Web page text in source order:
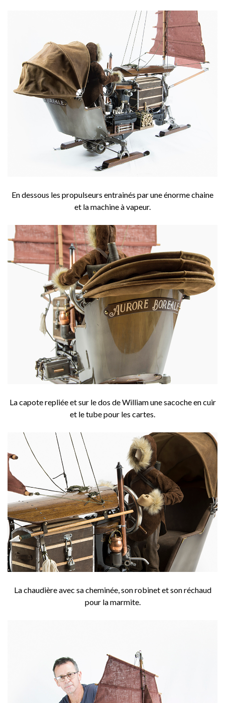
En dessous les propulseurs entrainés par une énorme chaine
et la machine à vapeur.
La capote repliée et sur le dos de William une sacoche en cuir
et le tube pour les cartes.
La chaudière avec sa cheminée, son robinet et son réchaud
pour la marmite.